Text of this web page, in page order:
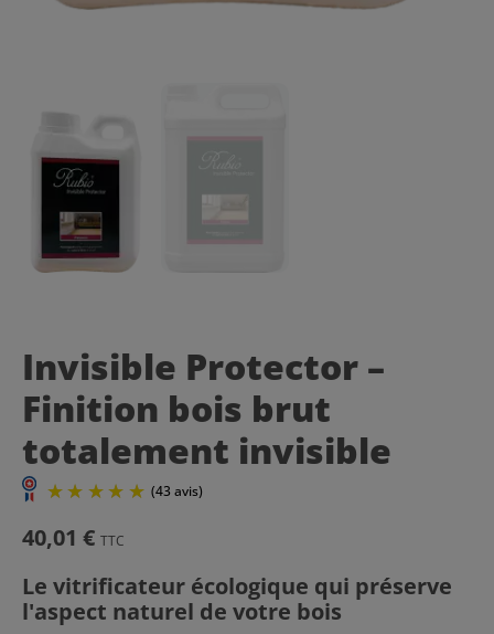
Invisible Protector –
Finition bois brut
totalement invisible
40,01 € TTC
Le vitrificateur écologique qui préserve
l'aspect naturel de votre bois